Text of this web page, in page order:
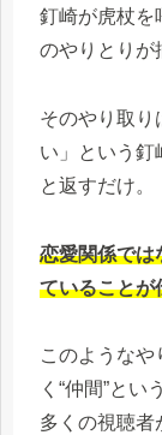
釘崎が虎杖を
のやりとりが
そのやり取り
い」という釘
と返すだけ。
恋愛関係では
ていることが
このような
く“仲間”と
多くの視聴者